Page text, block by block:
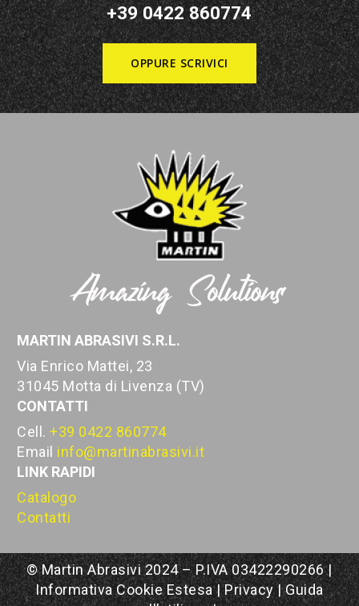
+39 0422 860774
OPPURE SCRIVICI
MARTIN ABRASIVI S.R.L.
Via Enrico Mattei, 23
31045 Motta di Livenza (TV)
CONTATTI
Cell.+39 0422 860774
Email info@martinabrasivi.it
LINK RAPIDI
Catalogo
Contatti
© Martin Abrasivi 2024 – P.IVA 03422290266 |
Informativa Cookie Estesa|Privacy|Guida